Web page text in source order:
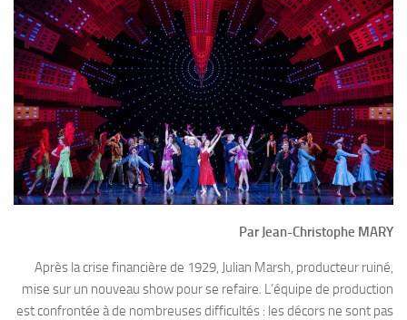
Par Jean-Christophe MARY
Après la crise financière de 1929, Julian Marsh, producteur ruiné,
mise sur un nouveau show pour se refaire. L’équipe de production
est confrontée à de nombreuses difficultés : les décors ne sont pas